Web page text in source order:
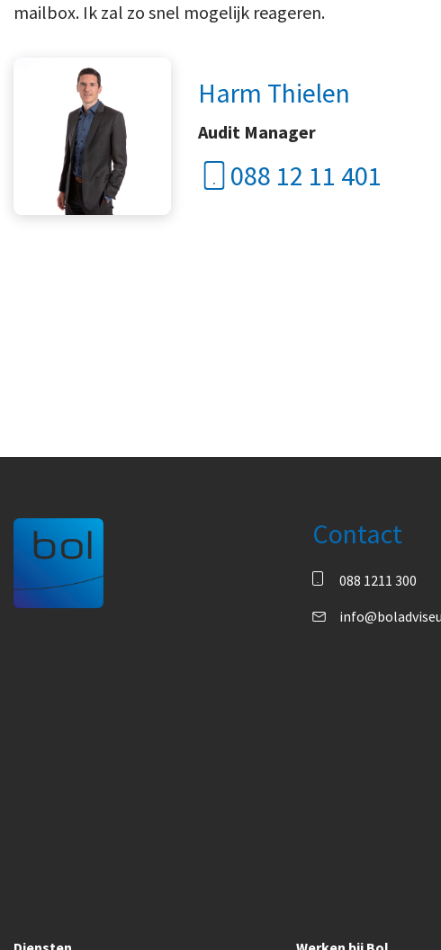
mailbox. Ik zal zo snel mogelijk reageren.
Harm Thielen
Audit Manager
088 12 11 401
Contact
088 1211 300